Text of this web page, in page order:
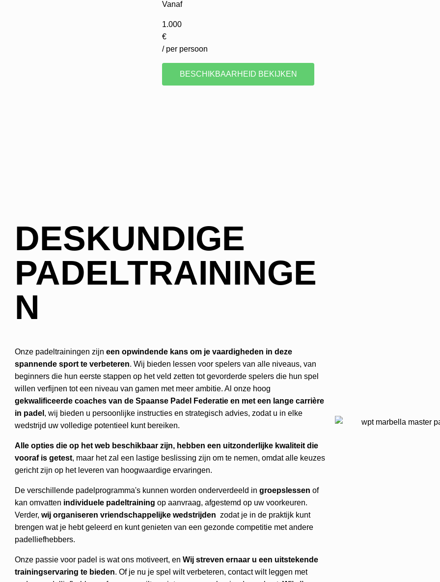
Vanaf
1.000
€
/ per persoon
BESCHIKBAARHEID BEKIJKEN
DESKUNDIGE
PADELTRAININGE
N
Onze padeltrainingen zijn een opwindende kans om je vaardigheden in deze
spannende sport te verbeteren. Wij bieden lessen voor spelers van alle niveaus, van
beginners die hun eerste stappen op het veld zetten tot gevorderde spelers die hun spel
willen verfijnen tot een niveau van gamen met meer ambitie. Al onze hoog
gekwalificeerde coaches van de Spaanse Padel Federatie en met een lange carrière
in padel , wij bieden u persoonlijke instructies en strategisch advies, zodat u in elke
wedstrijd uw volledige potentieel kunt bereiken.
Alle opties die op het web beschikbaar zijn, hebben een uitzonderlijke kwaliteit die
vooraf is getest, maar het zal een lastige beslissing zijn om te nemen, omdat alle keuzes
gericht zijn op het leveren van hoogwaardige ervaringen.
De verschillende padelprogramma's kunnen worden onderverdeeld in groepslessen of
kan omvatten individuele padeltraining op aanvraag, afgestemd op uw voorkeuren.
Verder, wij organiseren vriendschappelijke wedstrijden zodat je in de praktijk kunt
brengen wat je hebt geleerd en kunt genieten van een gezonde competitie met andere
padelliefhebbers.
Onze passie voor padel is wat ons motiveert, en Wij streven ernaar u een uitstekende
trainingservaring te bieden. Of je nu je spel wilt verbeteren, contact wilt leggen met